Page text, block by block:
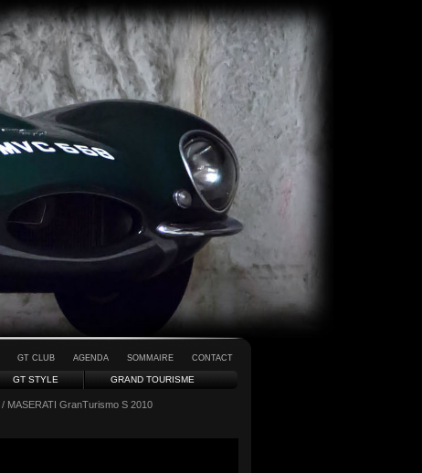
GT CLUB AGENDA SOMMAIRE CONTACT
GT STYLE GRAND TOURISME
/ MASERATI GranTurismo S 2010